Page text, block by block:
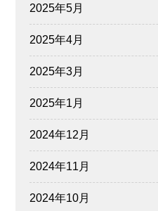
2025年5月
2025年4月
2025年3月
2025年1月
2024年12月
2024年11月
2024年10月